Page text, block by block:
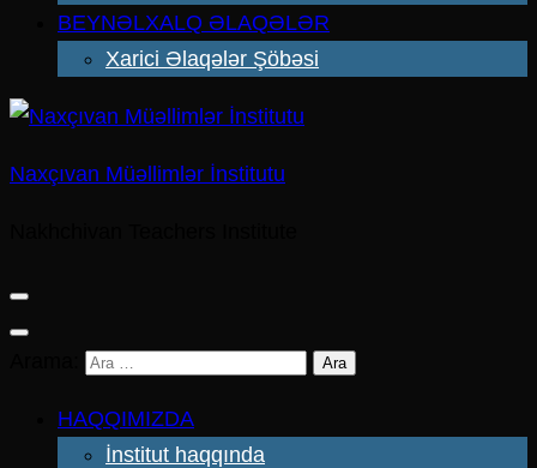
BEYNƏLXALQ ƏLAQƏLƏR
Xarici Əlaqələr Şöbəsi
Naxçıvan Müəllimlər İnstitutu
HAQQIMIZDA
İnstitut haqqında